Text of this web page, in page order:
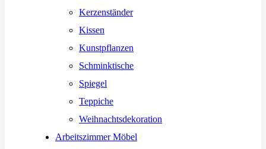
Kerzenständer
Kissen
Kunstpflanzen
Schminktische
Spiegel
Teppiche
Weihnachtsdekoration
Arbeitszimmer Möbel